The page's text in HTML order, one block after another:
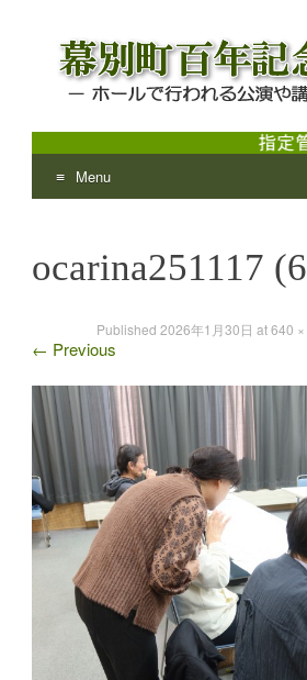
幕別町百年
ホールで行われる公演や講座のご
Menu
content
ocarina251117
Published 2026年1月30日 at640
← Previous